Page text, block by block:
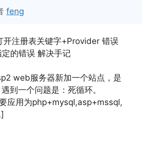
feng
注册表关键字+Provider 错误
的错误 解决手记
web服务器新加一个站点，是
到一个问题是：死循环。
应用为php+mysql,asp+mssql,